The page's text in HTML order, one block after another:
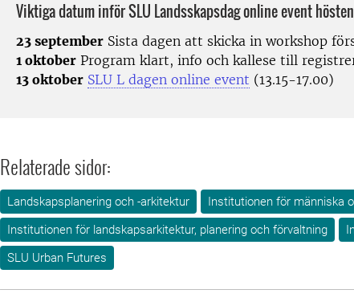
Viktiga datum inför SLU Landsskapsdag online event
23 september Sista dagen att skicka in workshop
1 oktober Program klart, info och kallese till
13 oktober SLU L dagen online event (13.15-17.00)
Relaterade sidor:
Landskapsplanering och -arkitektur
Institutionen för människa
Institutionen för landskapsarkitektur, planering och förvaltning
SLU Urban Futures